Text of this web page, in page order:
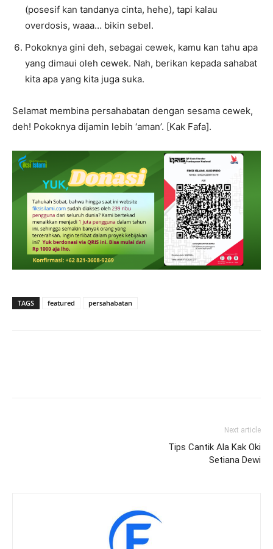
(posesif kan tandanya cinta, hehe), tapi kalau
overdosis, waaa… bikin sebel.
Pokoknya gini deh, sebagai cewek, kamu kan tahu apa
yang dimaui oleh cewek. Nah, berikan kepada sahabat
kita apa yang kita juga suka.
Selamat membina persahabatan dengan sesama cewek,
deh! Pokoknya dijamin lebih ‘aman’. [Kak Fafa].
TAGS featured persahabatan
Next article
Tips Cantik Ala Kak Oki
Setiana Dewi